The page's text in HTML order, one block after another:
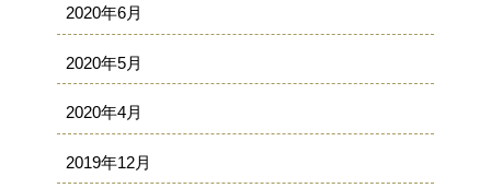
2020年6月
2020年5月
2020年4月
2019年12月